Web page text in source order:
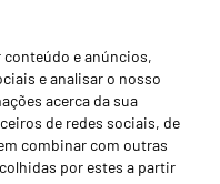
e anúncios,
e analisar o nosso
acerca da sua
de redes sociais, de
combinar com outras
por estes a partir